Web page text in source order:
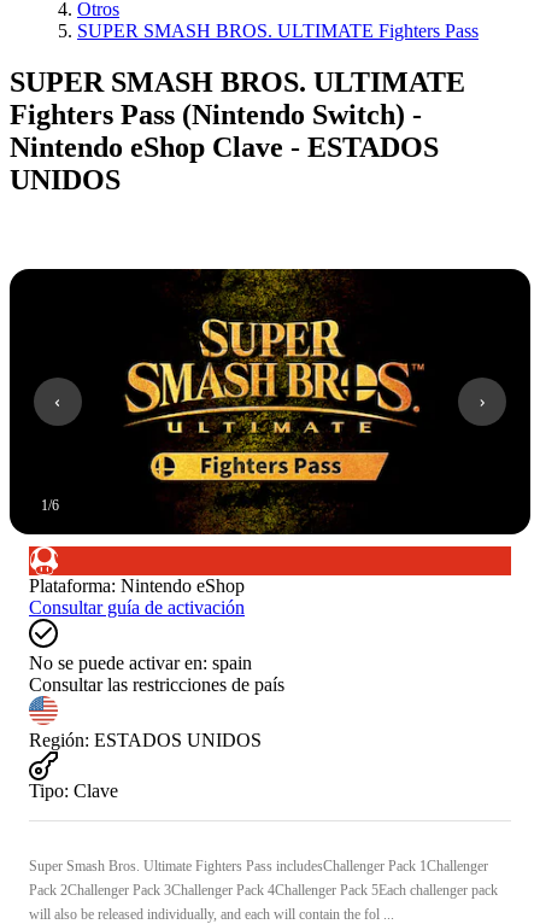
Otros
SUPER SMASH BROS. ULTIMATE Fighters Pass
SUPER SMASH BROS. ULTIMATE
Fighters Pass (Nintendo Switch) -
Nintendo eShop Clave - ESTADOS
UNIDOS
1/6
Plataforma: Nintendo eShop
Consultar guía de activación
No se puede activar en: spain
Consultar las restricciones de país
Región: ESTADOS UNIDOS
Tipo: Clave
Super Smash Bros. Ultimate Fighters Pass includesChallenger Pack 1Challenger
Pack 2Challenger Pack 3Challenger Pack 4Challenger Pack 5Each challenger pack
will also be released individually, and each will contain the fol ...